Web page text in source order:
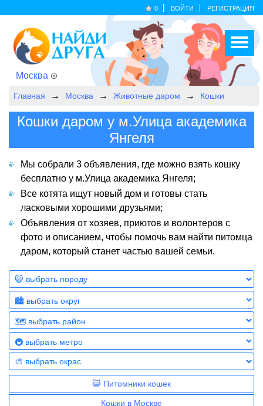
0 ВОЙТИ РЕГИСТРАЦИЯ
Москва
Главная Москва Животные даром Кошки
Кошки даром у м.Улица академика
Янгеля
Мы собрали 3 объявления, где можно взять кошку
бесплатно у м.Улица академика Янгеля;
Все котята ищут новый дом и готовы стать
ласковыми хорошими друзьями;
Объявления от хозяев, приютов и волонтеров с
фото и описанием, чтобы помочь вам найти питомца
даром, который станет частью вашей семьи.
😺 Питомники кошек
Кошки в Москве